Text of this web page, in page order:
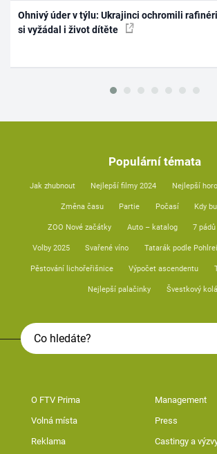
Ohnivý úder v týlu: Ukrajinci ochromili
si vyžádal i život dítěte
Populární témata
Jak zhubnout Nejlepší filmy 2024 Nejlepší
Změna času Partie Počasí Kdy
ZOO Nové začátky Auto – katalog 7
Volby 2025 Svařené víno Tatarák podle
Pěstování lichořeřišnice Výpočet ascendentu
Nejlepší palačinky Švestkový
O FTV Prima Management
Volná místa Press
Reklama Castingy a